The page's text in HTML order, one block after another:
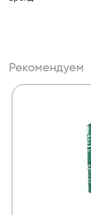
Рекомендуем